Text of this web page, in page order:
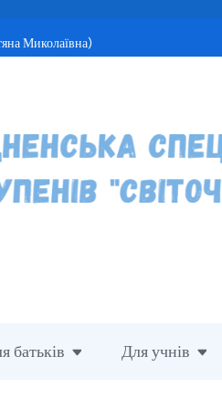
Миколаївна)
батьків Для учнів